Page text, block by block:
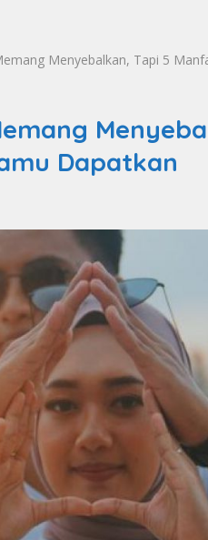
Menyebalkan, Tapi 5
Dapatkan